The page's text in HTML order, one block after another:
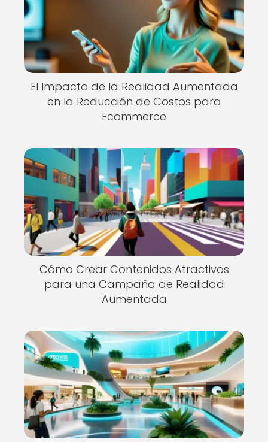
El Impacto de la Realidad Aumentada
en la Reducción de Costos para
Ecommerce
Cómo Crear Contenidos Atractivos
para una Campaña de Realidad
Aumentada